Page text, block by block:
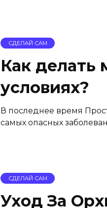
СДЕЛАЙ САМ
Как делать
условиях?
В последнее время
самых опасных
СДЕЛАЙ САМ
Уход За